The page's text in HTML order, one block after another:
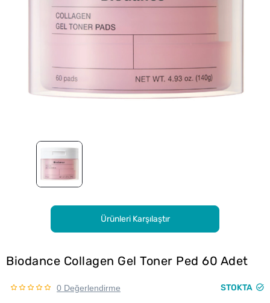
Ürünleri Karşılaştır
Biodance Collagen Gel Toner Ped 60 Adet
0 Değerlendirme STOKTA